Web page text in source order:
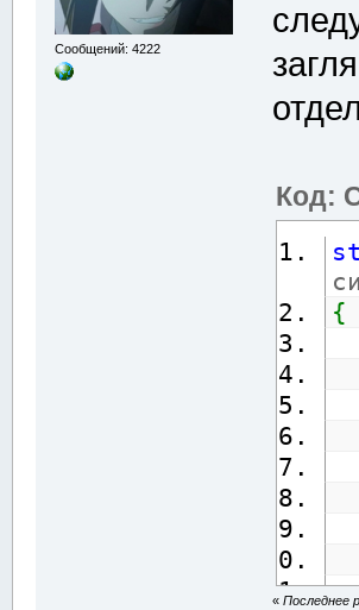
Сообщений: 4222
Код:
{
«Последнее